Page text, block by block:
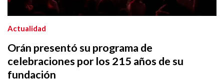
Orán presentó su programa de
celebraciones por los 215 años de su
fundación
Actualidad